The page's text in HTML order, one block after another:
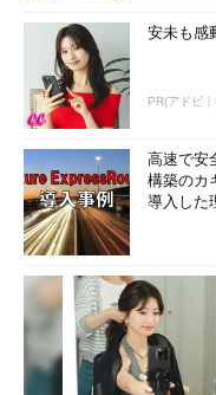
安未も感
PR(アドビ
高速で安
構築のカ
導入した